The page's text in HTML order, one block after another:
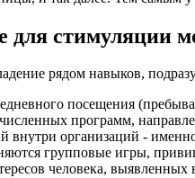
для стимуляции
рядом навыков,
посещения
программ,
внутри организаций -
групповые игры,
человека, выявленных